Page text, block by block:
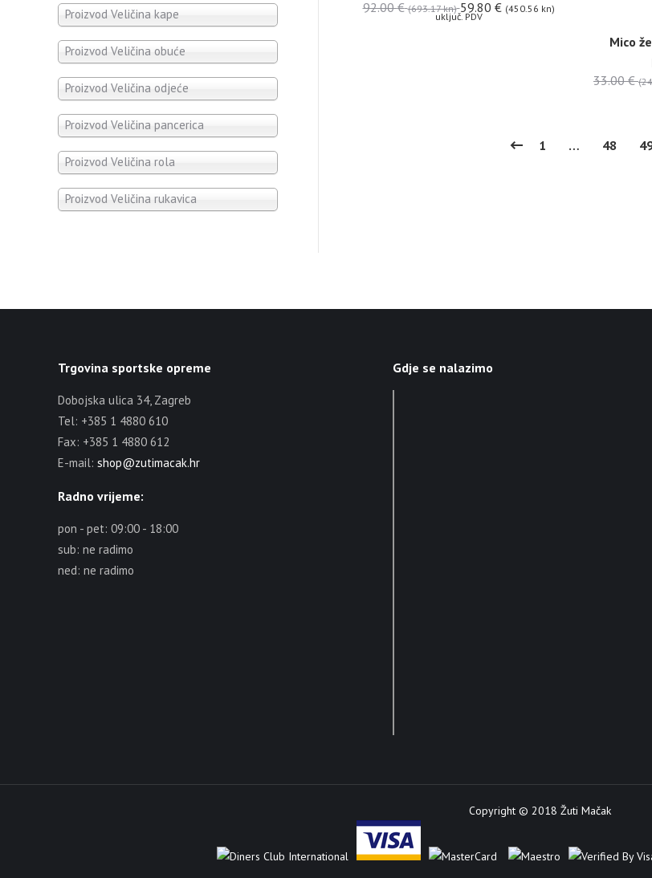
92.00€ (693.17 kn) 59.80 € (450.56 kn)
uključ. PDV
Mico
33.00€
1 … 48
Proizvod Veličina kape
Proizvod Veličina obuće
Proizvod Veličina odjeće
Proizvod Veličina pancerica
Proizvod Veličina rola
Proizvod Veličina rukavica
Trgovina sportske opreme
Dobojska ulica 34, Zagreb
Tel: +385 1 4880 610
Fax: +385 1 4880 612
E-mail: shop@zutimacak.hr
Radno vrijeme:
pon - pet: 09:00 - 18:00
sub: ne radimo
ned: ne radimo
Gdje se nalazimo
Copyright © 2018 Žuti Mačak